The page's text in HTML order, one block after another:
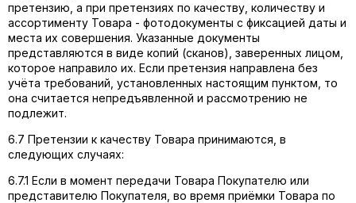
претензию, а при претензиях по качеству, количеству и
ассортименту Товара - фотодокументы с фиксацией даты и
места их совершения. Указанные документы
представляются в виде копий (сканов), заверенных лицом,
которое направило их. Если претензия направлена без
учёта требований, установленных настоящим пунктом, то
она считается непредъявленной и рассмотрению не
подлежит.
6.7 Претензии к качеству Товара принимаются, в
следующих случаях:
6.7.1 Если в момент передачи Товара Покупателю или
представителю Покупателя, во время приёмки Товара по